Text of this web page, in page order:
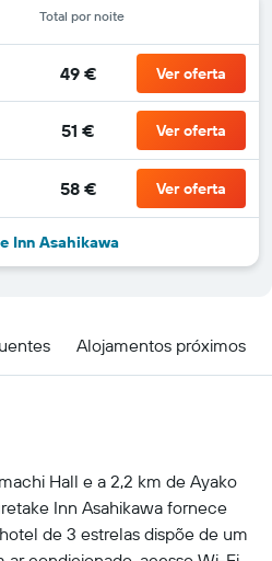
Total por noite
49 € Ver oferta
51 € Ver oferta
58 € Ver oferta
Inn Asahikawa
Alojamentos próximos
Hall e a 2,2 km de Ayako
Inn Asahikawa fornece
de 3 estrelas dispõe de um